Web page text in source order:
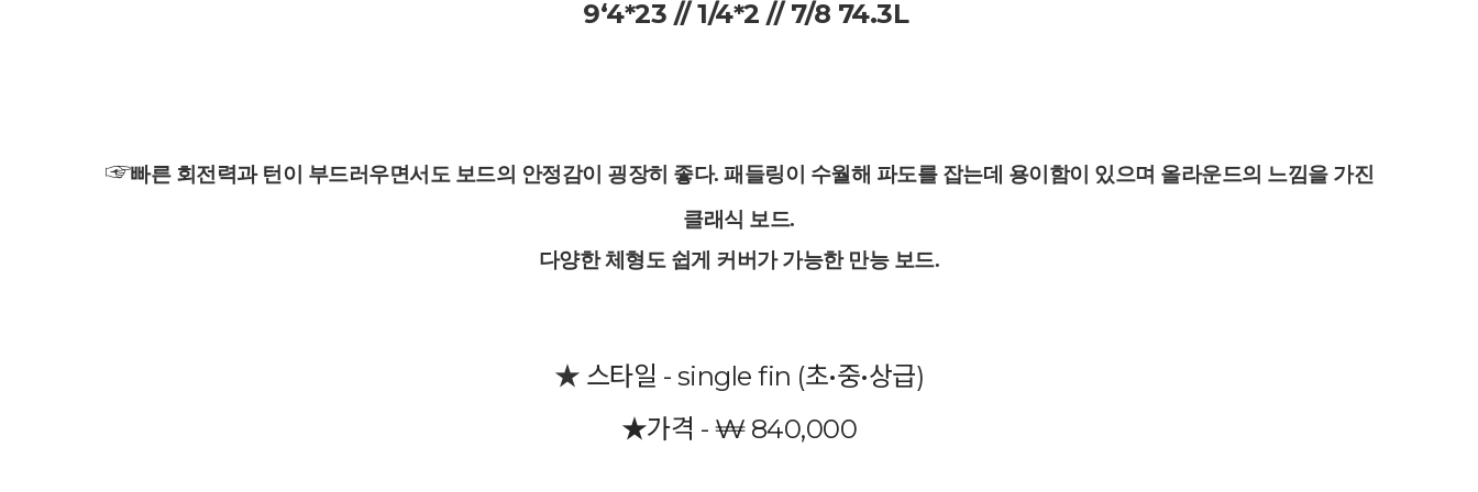
9‘4*23 // 1/4*2 // 7/8 74.3L
☞빠른 회전력과 턴이 부드러우면서도 보드의 안정감이 굉장히 좋다. 패들링이 수월해 파도를 잡는데 용이함이 있으며 올라운드의 느낌을 가진
클래식 보드.
다양한 체형도 쉽게 커버가 가능한 만능 보드.
★ 스타일 - single fin (초•중•상급)
★가격 - ₩ 840,000